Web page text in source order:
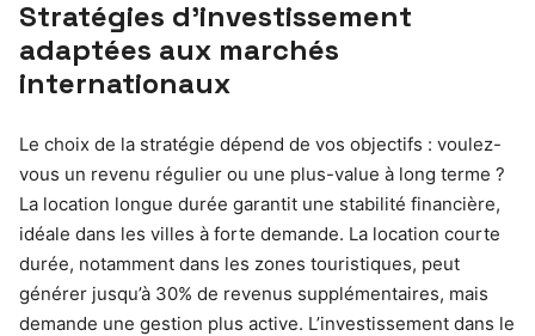
Stratégies d’investissement
adaptées aux marchés
internationaux
Le choix de la stratégie dépend de vos objectifs : voulez-
vous un revenu régulier ou une plus-value à long terme ?
La location longue durée garantit une stabilité financière,
idéale dans les villes à forte demande. La location courte
durée, notamment dans les zones touristiques, peut
générer jusqu’à 30% de revenus supplémentaires, mais
demande une gestion plus active. L’investissement dans le